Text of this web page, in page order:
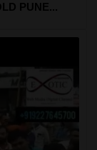
PUNE...